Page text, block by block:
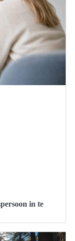
in te